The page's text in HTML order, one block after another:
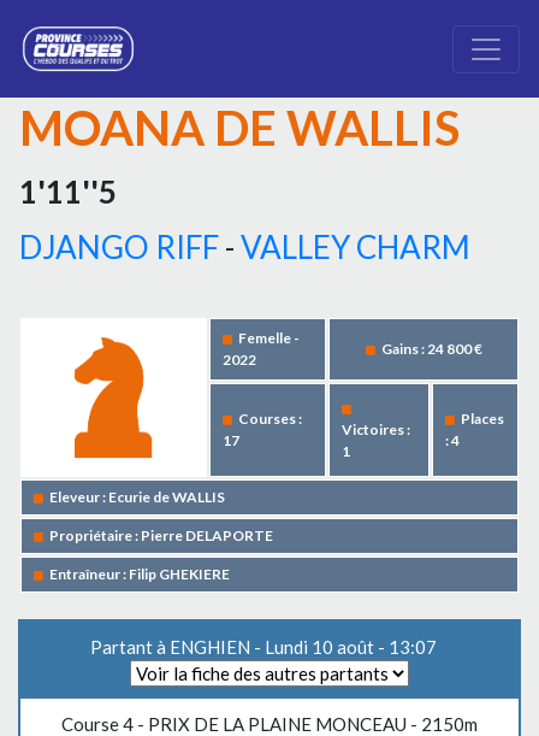
MOANA DE WALLIS
1'11''5
DJANGO RIFF-VALLEY CHARM
Femelle -
2022
Gains : 24 800 €
Courses :
17
Victoires :
1
Places
: 4
Eleveur : Ecurie de WALLIS
Propriétaire : Pierre DELAPORTE
Entraîneur : Filip GHEKIERE
Partant à ENGHIEN - Lundi 10 août - 13:07
Course 4 - PRIX DE LA PLAINE MONCEAU - 2150m